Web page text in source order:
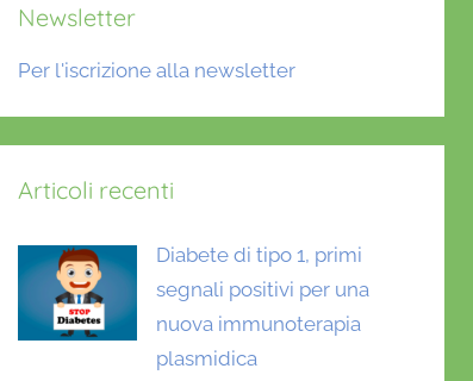
Newsletter
Per l'iscrizione alla newsletter
Articoli recenti
Diabete di tipo 1, primi
segnali positivi per una
nuova immunoterapia
plasmidica